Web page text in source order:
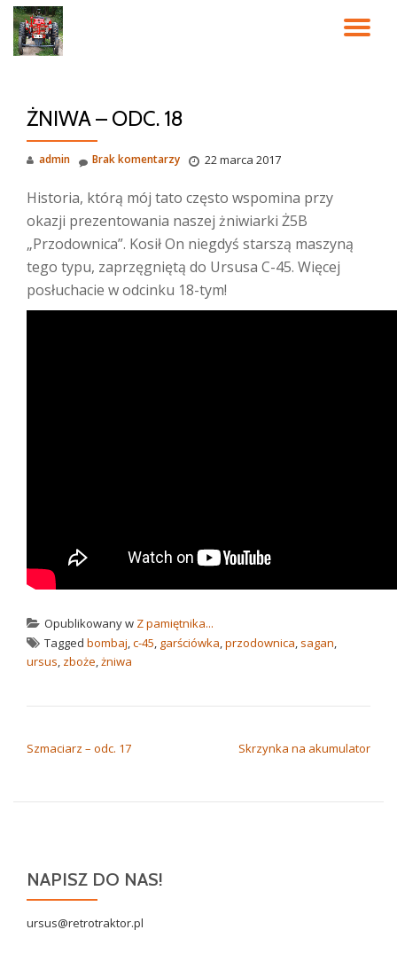
Przeskocz
ŻNIWA – ODC. 18
admin 22 marca 2017
Brak komentarzy
Historia, którą mój tato często wspomina przy
okazji prezentowania naszej żniwiarki Ż5B
„Przodownica”. Kosił On niegdyś starszą maszyną
tego typu, zaprzęgniętą do Ursusa C-45. Więcej
posłuchacie w odcinku 18-tym!
Opublikowany w Z pamiętnika...
Tagged bombaj,c-45, garściówka,przodownica, sagan,
ursus, zboże,żniwa
Szmaciarz – odc. 17 Skrzynka na akumulator
NAPISZ DO NAS!
ursus@retrotraktor.pl